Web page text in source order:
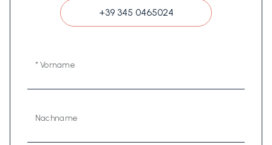
+39 345 0465024
* Vorname
Nachname